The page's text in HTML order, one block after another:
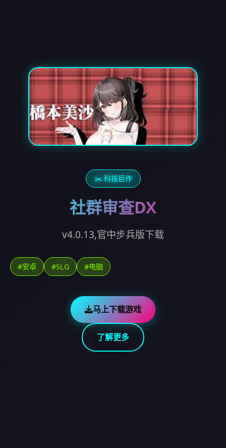
✂️ 科技巨作
社群审查DX
v4.0.13,官中步兵版下载
#安卓 #SLG #电脑
马上下载游戏
了解更多